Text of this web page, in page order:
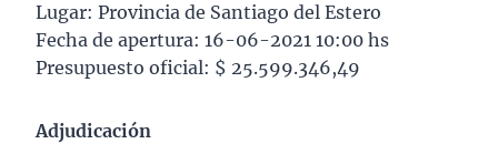
Lugar: Provincia de Santiago del Estero
Fecha de apertura: 16-06-2021 10:00 hs
Presupuesto oficial: $ 25.599.346,49
Adjudicación